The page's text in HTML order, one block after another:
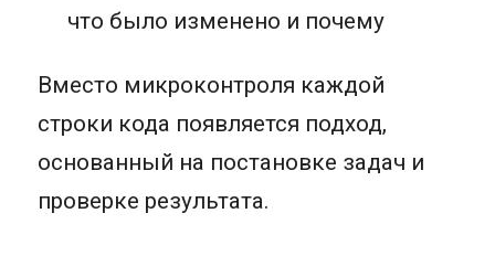
что было изменено и почему
Вместо микроконтроля каждой
строки кода появляется подход,
основанный на постановке задач и
проверке результата.